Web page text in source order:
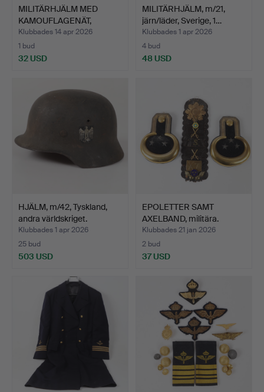
MILITÄRHJÄLM MED
KAMOUFLAGENÄT,
svenska ar…
Klubbades 14 apr 2026
1 bud
32 USD
MILITÄRHJÄLM, m/21,
järn/läder, Sverige, 1…
Klubbades 1 apr 2026
4 bud
48 USD
HJÄLM, m/42, Tyskland,
andra världskriget.
Klubbades 1 apr 2026
25 bud
503 USD
EPOLETTER SAMT
AXELBAND, militära.
Klubbades 21 jan 2026
2 bud
37 USD